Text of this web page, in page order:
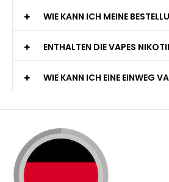
WIE KANN ICH MEINE
ENTHALTEN DIE VAPES
WIE KANN ICH EINE EINWEG